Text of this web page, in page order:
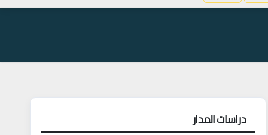
دراسات المدار